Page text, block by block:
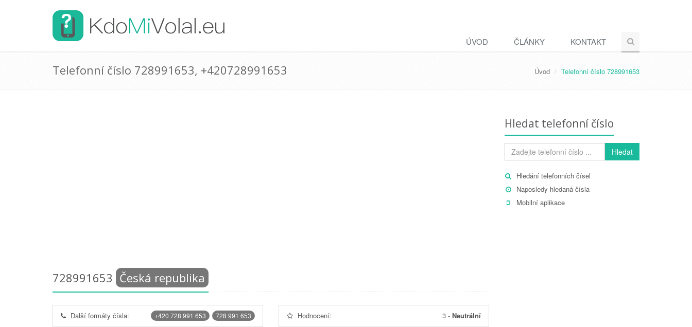
ÚVOD ČLÁNKY KONTAKT
Telefonní číslo 728991653, +420728991653 Úvod Telefonní číslo 728991653
728991653 Česká republika
728 991 653
+420 728 991 653
Další formáty čísla: Hodnocení: 3- Neutrální
Hledat telefonní číslo
Hledat
Hledání telefonních čísel
Naposledy hledaná čísla
Mobilní aplikace